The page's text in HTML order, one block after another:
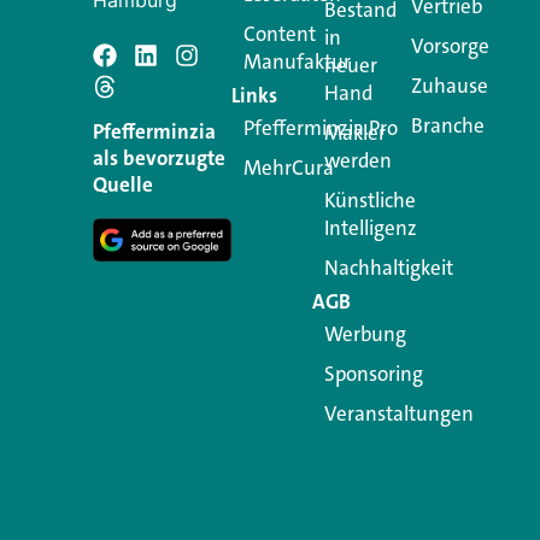
Schreiben
Ihre E-Mail-Adresse wird
Kommentar
Pfefferminzia
als bevorzugte
Quelle
Content
Manufaktur
Links
Pfefferminzia.Pro
MehrCura
Bestand
in
neuer
Hand
Makler
werden
Künstliche
Intelligenz
Nachhaltigkeit
AGB
Werbung
Sponsoring
Veranstaltungen
Vertrieb
Vorsorge
Zuhause
Branche